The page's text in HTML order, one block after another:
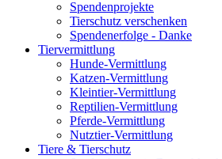
Spendenprojekte
Tierschutz verschenken
Spendenerfolge - Danke
Tiervermittlung
Hunde-Vermittlung
Katzen-Vermittlung
Kleintier-Vermittlung
Reptilien-Vermittlung
Pferde-Vermittlung
Nutztier-Vermittlung
Tiere & Tierschutz